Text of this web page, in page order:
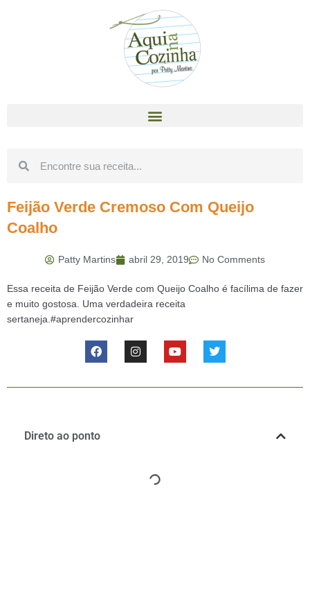
Feijão Verde Cremoso Com Queijo
Coalho
Patty Martins abril 29, 2019 No Comments
Essa receita de Feijão Verde com Queijo Coalho é facílima de fazer
e muito gostosa. Uma verdadeira receita
sertaneja.#aprendercozinhar
Direto ao ponto